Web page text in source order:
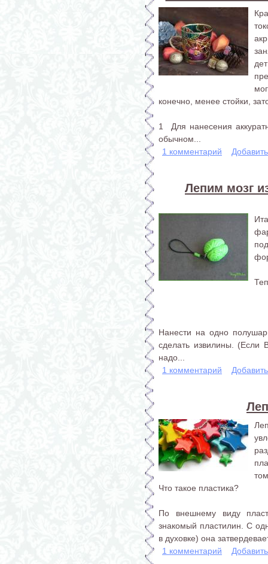
конечно, менее стойки,
1 Для нанесения
обычном...
1 комментарий
Лепим мозг
Нанести на одно
сделать извилины. (Если
надо...
1 комментарий
Что такое пластика?
По внешнему виду
знакомый пластилин. С
в духовке) она
1 комментарий